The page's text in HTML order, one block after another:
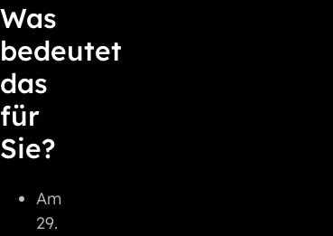
Was
bedeutet
das
für
Sie?
Am
29.